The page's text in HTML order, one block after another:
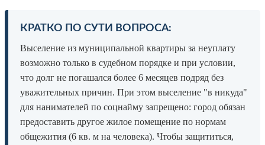
КРАТКО ПО СУТИ ВОПРОСА:
Выселение из муниципальной квартиры за неуплату
возможно только в судебном порядке и при условии,
что долг не погашался более 6 месяцев подряд без
уважительных причин. При этом выселение "в никуда"
для нанимателей по соцнайму запрещено: город обязан
предоставить другое жилое помещение по нормам
общежития (6 кв. м на человека). Чтобы защититься,